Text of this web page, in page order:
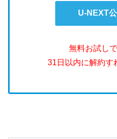
U-NEXT
無料お試し
31日以内に解約す